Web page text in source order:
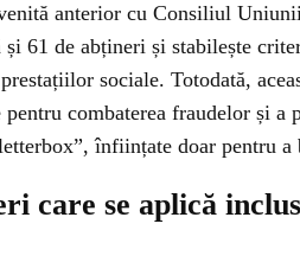
anterior cu Consiliul
61 de abțineri și stabilește
sociale. Totodată,
combaterea fraudelor și
înființate doar pentru a
care se aplică